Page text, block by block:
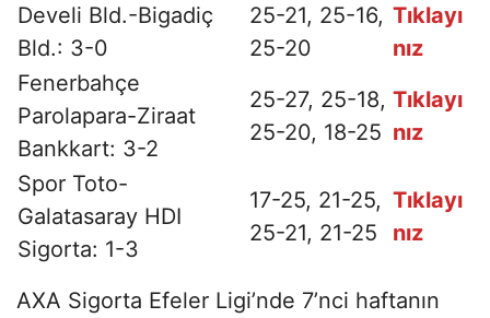
Develi Bld.-Bigadiç
Bld.: 3-0
25-21, 25-16,
25-20
Tıklayı
nız
Fenerbahçe
Parolapara-Ziraat
Bankkart: 3-2
25-27, 25-18,
25-20, 18-25
Tıklayı
nız
Spor Toto-
Galatasaray HDI
Sigorta: 1-3
17-25, 21-25,
25-21, 21-25
Tıklayı
nız
AXA Sigorta Efeler Ligi’nde 7’nci haftanın